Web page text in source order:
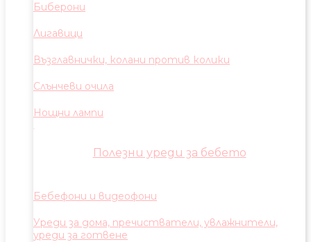
Биберони
Лигавици
Възглавнички, колани против колики
Слънчеви очила
Нощни лампи
Полезни уреди за бебето
Бебефони и видеофони
Уреди за дома, пречистватели, увлажнители,
уреди за готвене